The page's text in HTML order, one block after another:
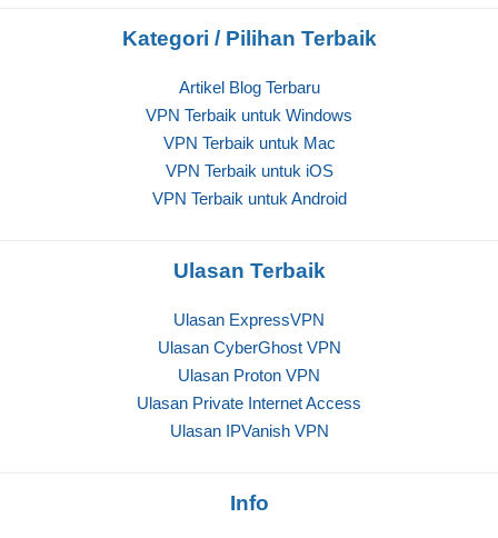
Kategori / Pilihan Terbaik
Artikel Blog Terbaru
VPN Terbaik untuk Windows
VPN Terbaik untuk Mac
VPN Terbaik untuk iOS
VPN Terbaik untuk Android
Ulasan Terbaik
Ulasan ExpressVPN
Ulasan CyberGhost VPN
Ulasan Proton VPN
Ulasan Private Internet Access
Ulasan IPVanish VPN
Info